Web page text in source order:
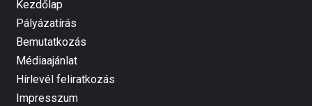
Kezdőlap
Pályázatírás
Bemutatkozás
Médiaajánlat
Hírlevél feliratkozás
Impresszum